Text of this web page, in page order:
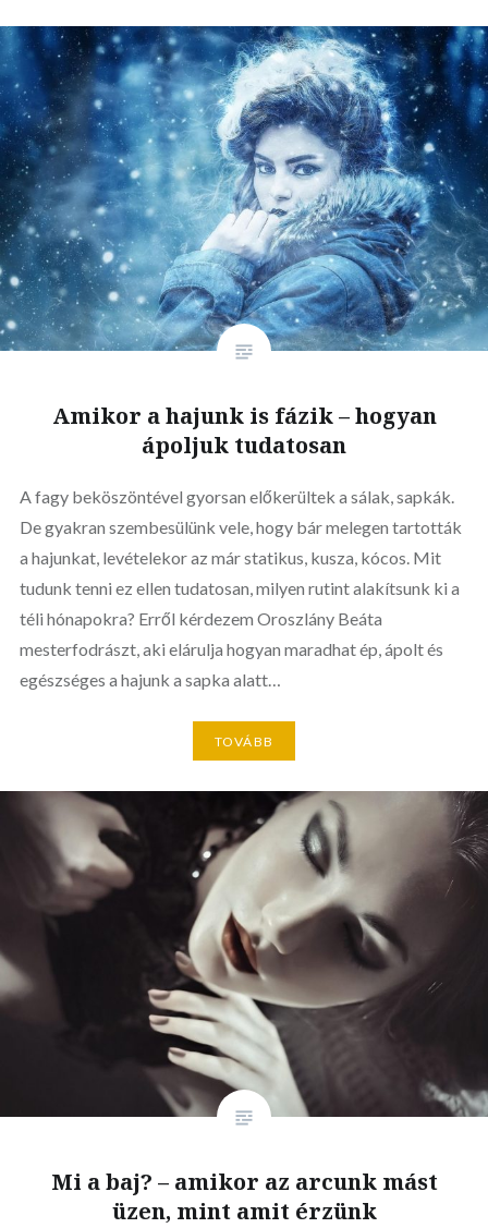
Amikor a hajunk is fázik – hogyan
ápoljuk tudatosan
A fagy beköszöntével gyorsan előkerültek a sálak, sapkák.
De gyakran szembesülünk vele, hogy bár melegen tartották
a hajunkat, levételekor az már statikus, kusza, kócos. Mit
tudunk tenni ez ellen tudatosan, milyen rutint alakítsunk ki a
téli hónapokra? Erről kérdezem Oroszlány Beáta
mesterfodrászt, aki elárulja hogyan maradhat ép, ápolt és
egészséges a hajunk a sapka alatt…
TOVÁBB
Mi a baj? – amikor az arcunk mást
üzen, mint amit érzünk